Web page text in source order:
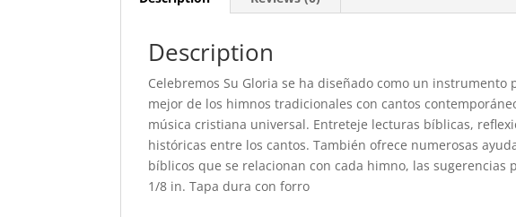
Description
Celebremos Su Gloria se ha diseñado como un
mejor de los himnos tradicionales con cantos
música cristiana universal. Entreteje lecturas bíblicas,
históricas entre los cantos. También ofrece numerosas
bíblicos que se relacionan con cada himno, las sugerencias
1/8 in. Tapa dura con forro